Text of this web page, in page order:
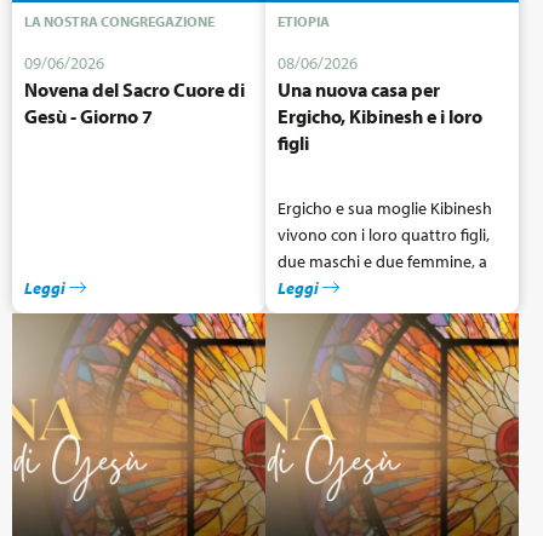
LA NOSTRA CONGREGAZIONE
09/06/2026
Novena del Sacro Cuore di
Gesù - Giorno 7
Leggi
ETIOPIA
08/06/2026
Una nuova casa per
Ergicho, Kibinesh e i loro
figli
Ergicho e sua moglie Kibinesh
vivono con i loro quattro figli,
due maschi e due femmine, a
Sadama Mardincho, un piccolo
villaggio nella regione centrale
dell’Etiopia.
La loro casa tradizionale stava
per crollare quando abbiamo
iniziato a sostenerli.
Leggi